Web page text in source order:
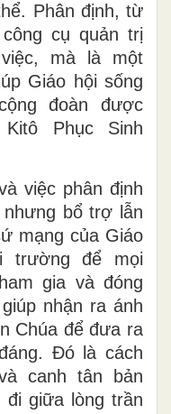
Phân định, từ
cụ quản trị
mà là một
Giáo hội sống
đoàn được
Phục Sinh
việc phân định
bổ trợ lẫn
mạng của Giáo
trường để mọi
gia và đóng
nhận ra ánh
Chúa để đưa ra
Đó là cách
canh tân bản
giữa lòng trần